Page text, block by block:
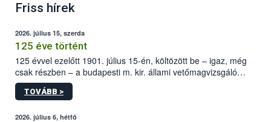
Friss hírek
2026. július 15, szerda
125 éve történt
125 évvel ezelőtt 1901. július 15-én, költözött be – igaz, még
csak részben – a budapesti m. kir. állami vetőmagvizsgáló
állomás a Kis Rókus utca 15. szám alatti, Czigler Győző által
tervezett új épületébe.
TOVÁBB >
2026. július 6, hétfő